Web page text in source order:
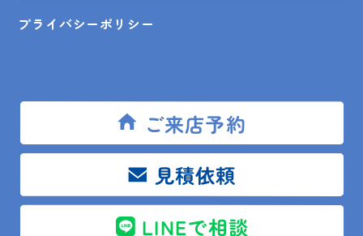
ご来店予約
見積依頼
LINEで相談
プライバシーポリシー
木更津店 〒292-0055 木更津市朝日3-10-9
〒294-0054 館山市湊510-1